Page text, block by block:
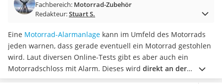
Wagenheber 3t
AGM-Batterie Wohnmobil
Thule-Fahrradträger
FM-Transmitter
Sommerreifen 205/55 R16
Autobatterie-Ladegerät
Starthilfe mit Kompressor
Fachbereich: Motorrad-Zubehör
Redakteur:Stuart S.
Eine Motorrad-Alarmanlage kann im Umfeld des Motorrads
jeden warnen, dass gerade eventuell ein Motorrad gestohlen
wird. Laut diversen Online-Tests gibt es aber auch ein
Motorradschloss mit Alarm. Dieses wird direkt an der
Bremsscheibe befestigt. Mit einem großen Sicherungsstift ist